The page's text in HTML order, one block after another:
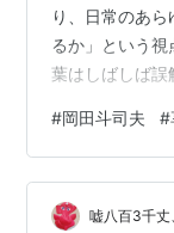
り、日常のあ
るか」という
葉はしばしば誤
みを理解し、無
めの実践的な
語る享楽主義
れを丁寧に引き
#岡田斗司夫 #
嘘八百3千丈